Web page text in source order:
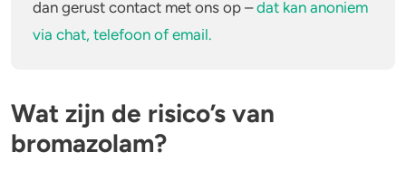
dan gerust contact met ons op –dat kan anoniem
via chat, telefoon of email.
Wat zijn de risico’s van
bromazolam?